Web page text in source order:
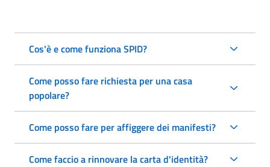
Cos'è e come funziona SPID?
Come posso fare richiesta per una casa
popolare?
Come posso fare per affiggere dei manifesti?
Come faccio a rinnovare la carta d'identità?